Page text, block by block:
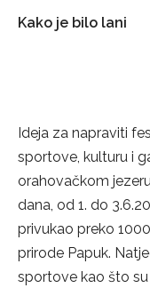
Kako je bilo lani
Ideja za napraviti
sportove, kulturu i
orahovačkom
dana, od 1. do
privukao preko
prirode Papuk.
sportove kao što su